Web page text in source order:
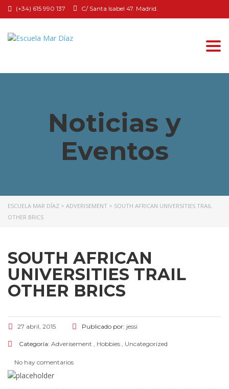
C/ Santa Isabel 47. Madrid.
(+34) 615 990 137
Noticias y
Eventos
ESCUELA MAR DÍAZ > ADVERISEMENT > SOUTH AFRICAN UNIVERSITIES TRAIL
OTHER BRICS
SOUTH AFRICAN
UNIVERSITIES TRAIL
OTHER BRICS
27 abril, 2015 Publicado por: jessi
Categoría: Adverisement , Hobbies , Uncategorized
No hay comentarios